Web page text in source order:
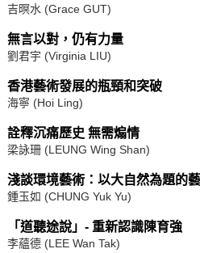
吉暝水 (Grace GUT)
無言以對，仍有力量
劉君宇 (Virginia LIU)
香港藝術發展的瓶頸和突破
海寧 (Hoi Ling)
詮釋沉痛歷史 無需煽情
梁詠珊 (LEUNG Wing Shan)
淺談環境藝術：以大自然為題的
鍾玉如 (CHUNG Yuk Yu)
「道聽途說」- 重新認識陳育強
李蘊德 (LEE Wan Tak)